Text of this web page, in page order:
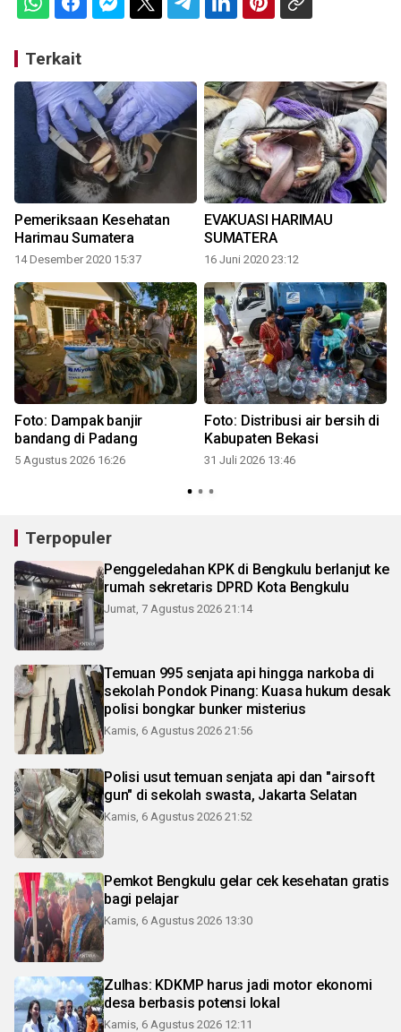
Terkait
Pemeriksaan Kesehatan
Harimau Sumatera
14 Desember 2020 15:37
EVAKUASI HARIMAU
SUMATERA
16 Juni 2020 23:12
Foto: Dampak banjir
bandang di Padang
5 Agustus 2026 16:26
Foto: Distribusi air bersih di
Kabupaten Bekasi
31 Juli 2026 13:46
Terpopuler
Penggeledahan KPK di Bengkulu berlanjut ke
rumah sekretaris DPRD Kota Bengkulu
Jumat, 7 Agustus 2026 21:14
Temuan 995 senjata api hingga narkoba di
sekolah Pondok Pinang: Kuasa hukum desak
polisi bongkar bunker misterius
Kamis, 6 Agustus 2026 21:56
Polisi usut temuan senjata api dan "airsoft
gun" di sekolah swasta, Jakarta Selatan
Kamis, 6 Agustus 2026 21:52
Pemkot Bengkulu gelar cek kesehatan gratis
bagi pelajar
Kamis, 6 Agustus 2026 13:30
Zulhas: KDKMP harus jadi motor ekonomi
desa berbasis potensi lokal
Kamis, 6 Agustus 2026 12:11